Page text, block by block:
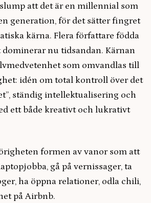
att det är en millennial som
generation, för det sätter fingret
kärna. Flera författare födda
dominerar nu tidsandan. Kärnan
som omvandlas till
idén om total kontroll över det
ständig intellektualisering och
ett både kreativt och lukrativt
formen av vanor som att
gå på vernissager, ta
ha öppna relationer, odla chili,
på Airbnb.